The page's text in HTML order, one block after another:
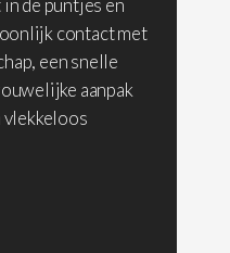
de puntjes en
contact met
een snelle
aanpak
vlekkeloos